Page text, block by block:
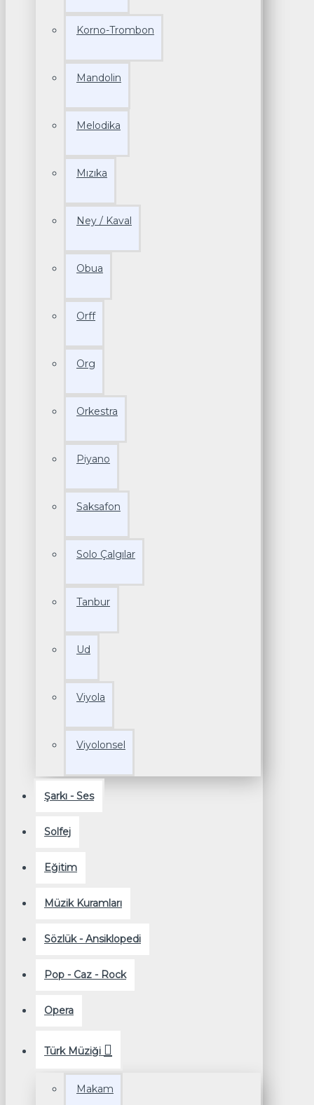
Korno-Trombon
Mandolin
Melodika
Mızıka
Ney / Kaval
Obua
Orff
Org
Orkestra
Piyano
Saksafon
Solo Çalgılar
Tanbur
Ud
Viyola
Viyolonsel
Şarkı - Ses
Solfej
Eğitim
Müzik Kuramları
Sözlük - Ansiklopedi
Pop - Caz - Rock
Opera
Türk Müziği
Makam